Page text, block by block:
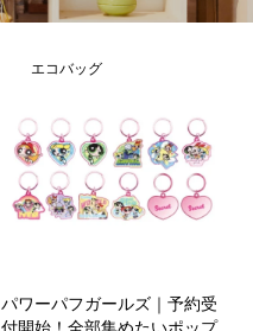
エコバッグ
パワーパフガールズ｜予約受
付開始！全部集めたいポップ